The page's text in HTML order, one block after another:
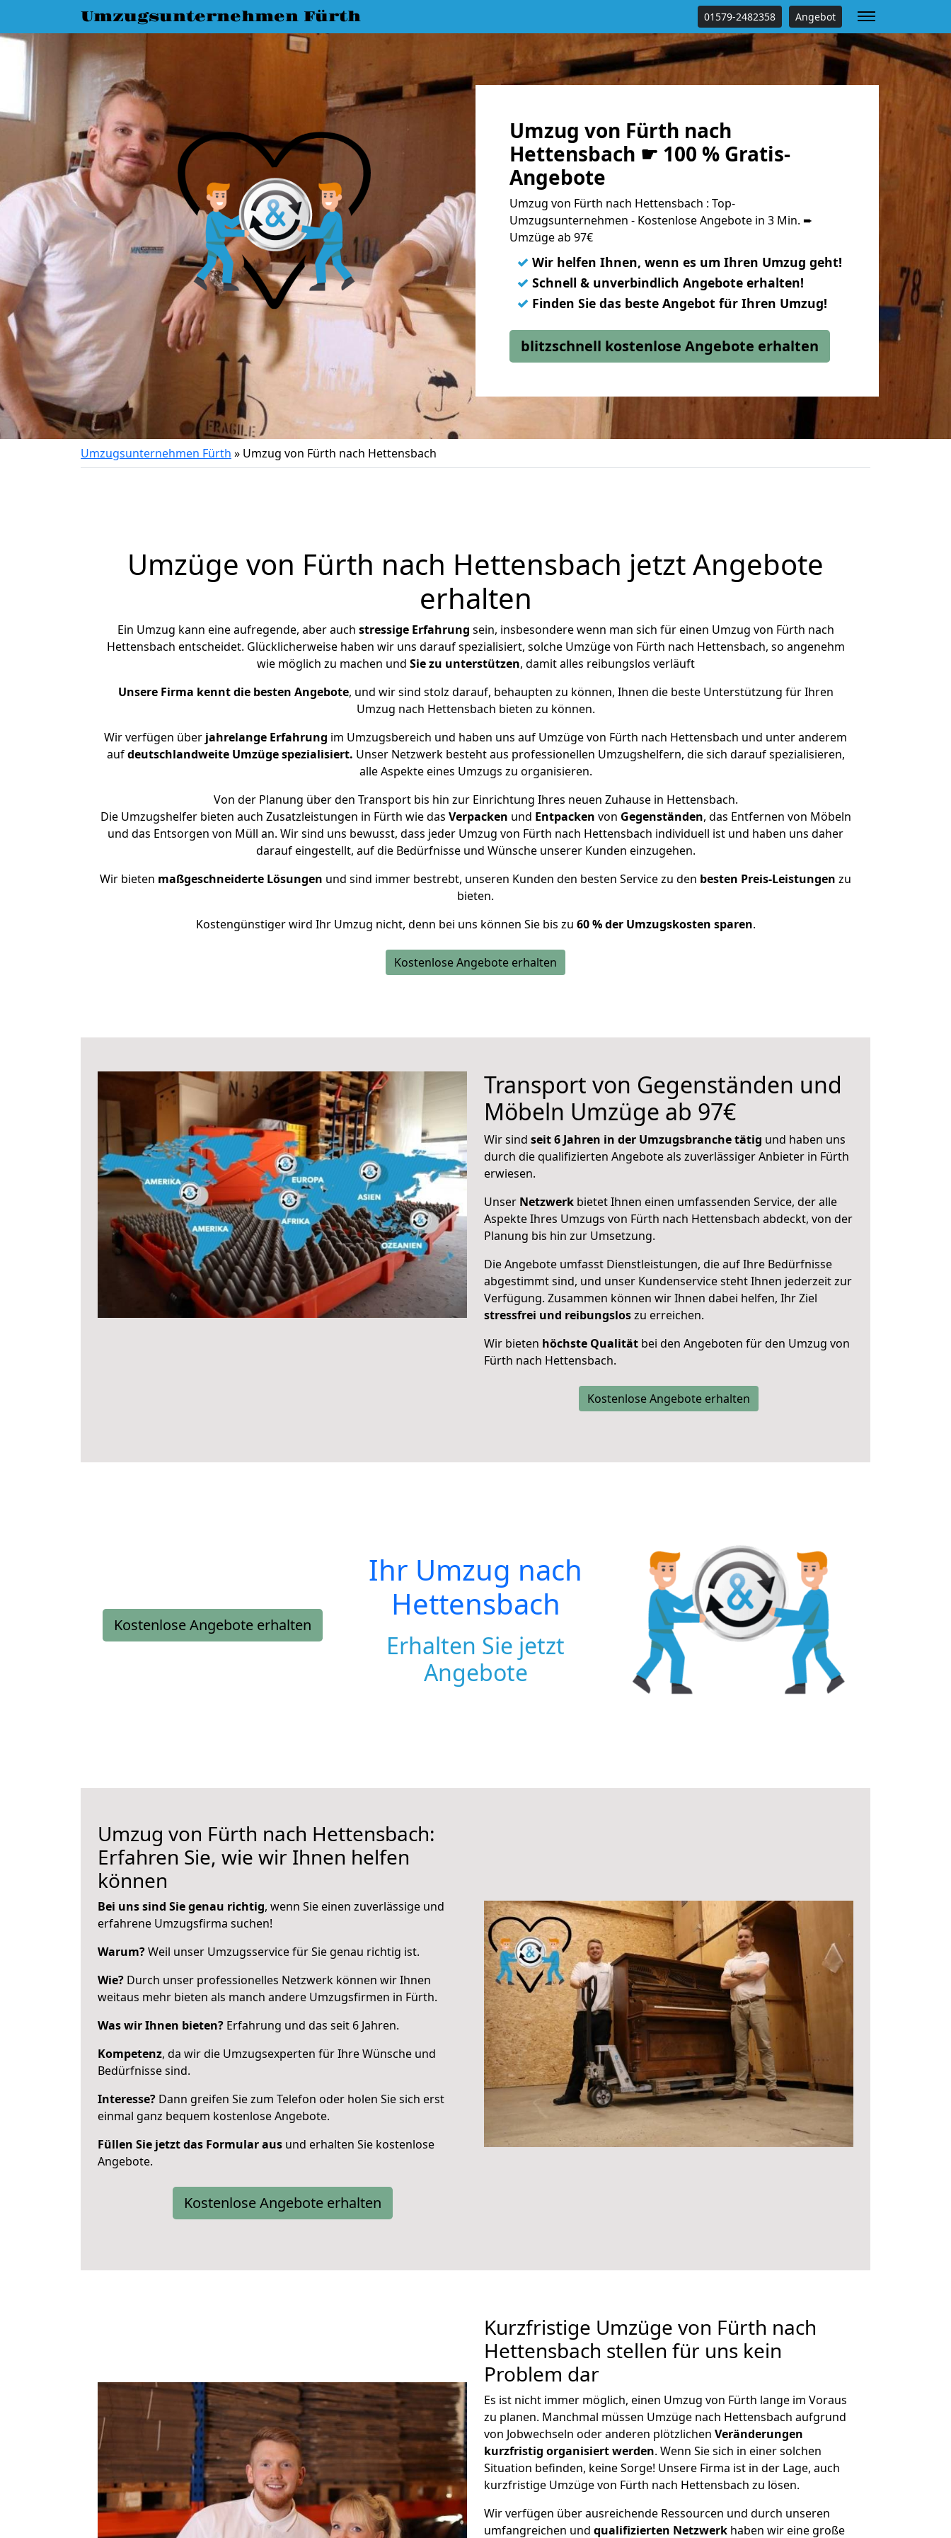
Umzugsunternehmen Fürth 01579-2482358 Angebot
Umzug von Fürth nach
Hettensbach ☛ 100 % Gratis-
Angebote
Umzug von Fürth nach Hettensbach : Top-
Umzugsunternehmen - Kostenlose Angebote in 3 Min. ➨
Umzüge ab 97€
✓ Wir helfen Ihnen, wenn es um Ihren Umzug geht!
✓ Schnell & unverbindlich Angebote erhalten!
✓ Finden Sie das beste Angebot für Ihren Umzug!
blitzschnell kostenlose Angebote erhalten
Umzugsunternehmen Fürth » Umzug von Fürth nach Hettensbach
Umzüge von Fürth nach Hettensbach jetzt Angebote
erhalten
Ein Umzug kann eine aufregende, aber auch stressige Erfahrung sein, insbesondere wenn man sich für einen Umzug von Fürth nach
Hettensbach entscheidet. Glücklicherweise haben wir uns darauf spezialisiert, solche Umzüge von Fürth nach Hettensbach, so angenehm
wie möglich zu machen und Sie zu unterstützen, damit alles reibungslos verläuft
Unsere Firma kennt die besten Angebote, und wir sind stolz darauf, behaupten zu können, Ihnen die beste Unterstützung für Ihren
Umzug nach Hettensbach bieten zu können.
Wir verfügen über jahrelange Erfahrung im Umzugsbereich und haben uns auf Umzüge von Fürth nach Hettensbach und unter anderem
aufdeutschlandweite Umzüge spezialisiert. Unser Netzwerk besteht aus professionellen Umzugshelfern, die sich darauf spezialisieren,
alle Aspekte eines Umzugs zu organisieren.
Von der Planung über den Transport bis hin zur Einrichtung Ihres neuen Zuhause in Hettensbach.
Die Umzugshelfer bieten auch Zusatzleistungen in Fürth wie das Verpacken und Entpacken von Gegenständen, das Entfernen von Möbeln
und das Entsorgen von Müll an. Wir sind uns bewusst, dass jeder Umzug von Fürth nach Hettensbach individuell ist und haben uns daher
darauf eingestellt, auf die Bedürfnisse und Wünsche unserer Kunden einzugehen.
Wir bieten maßgeschneiderte Lösungen und sind immer bestrebt, unseren Kunden den besten Service zu den besten Preis-Leistungen zu
bieten.
Kostengünstiger wird Ihr Umzug nicht, denn bei uns können Sie bis zu 60 % der Umzugskosten sparen.
Kostenlose Angebote erhalten
Transport von Gegenständen und
Möbeln Umzüge ab 97€
Wir sind seit 6 Jahren in der Umzugsbranche tätig und haben uns
durch die qualifizierten Angebote als zuverlässiger Anbieter in Fürth
erwiesen.
Unser Netzwerk bietet Ihnen einen umfassenden Service, der alle
Aspekte Ihres Umzugs von Fürth nach Hettensbach abdeckt, von der
Planung bis hin zur Umsetzung.
Die Angebote umfasst Dienstleistungen, die auf Ihre Bedürfnisse
abgestimmt sind, und unser Kundenservice steht Ihnen jederzeit zur
Verfügung. Zusammen können wir Ihnen dabei helfen, Ihr Ziel
stressfrei und reibungsloszu erreichen.
Wir bieten höchste Qualität bei den Angeboten für den Umzug von
Fürth nach Hettensbach.
Kostenlose Angebote erhalten
Kostenlose Angebote erhalten
Ihr Umzug nach
Hettensbach
Erhalten Sie jetzt
Angebote
Umzug von Fürth nach Hettensbach:
Erfahren Sie, wie wir Ihnen helfen
können
Bei uns sind Sie genau richtig, wenn Sie einen zuverlässige und
erfahrene Umzugsfirma suchen!
Warum?Weil unser Umzugsservice für Sie genau richtig ist.
Wie? Durch unser professionelles Netzwerk können wir Ihnen
weitaus mehr bieten als manch andere Umzugsfirmen in Fürth.
Was wir Ihnen bieten? Erfahrung und das seit 6 Jahren.
Kompetenz, da wir die Umzugsexperten für Ihre Wünsche und
Bedürfnisse sind.
Interesse? Dann greifen Sie zum Telefon oder holen Sie sich erst
einmal ganz bequem kostenlose Angebote.
Füllen Sie jetzt das Formular aus und erhalten Sie kostenlose
Angebote.
Kostenlose Angebote erhalten
Kurzfristige Umzüge von Fürth nach
Hettensbach stellen für uns kein
Problem dar
Es ist nicht immer möglich, einen Umzug von Fürth lange im Voraus
zu planen. Manchmal müssen Umzüge nach Hettensbach aufgrund
von Jobwechseln oder anderen plötzlichen Veränderungen
kurzfristig organisiert werden. Wenn Sie sich in einer solchen
Situation befinden, keine Sorge! Unsere Firma ist in der Lage, auch
kurzfristige Umzüge von Fürth nach Hettensbach zu lösen.
Wir verfügen über ausreichende Ressourcen und durch unseren
umfangreichen und qualifizierten Netzwerk haben wir eine große